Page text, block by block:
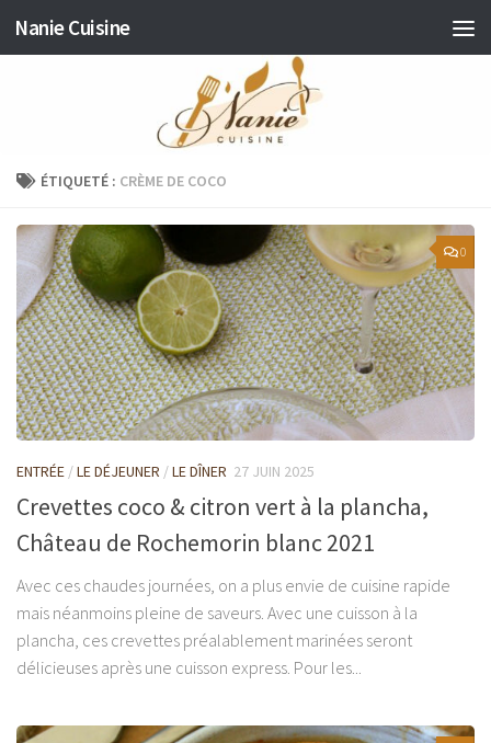
Skip to content
Nanie Cuisine
ÉTIQUETÉ : CRÈME DE COCO
0
ENTRÉE /LE DÉJEUNER /LE DÎNER 27 JUIN 2025
Crevettes coco & citron vert à la plancha,
Château de Rochemorin blanc 2021
Avec ces chaudes journées, on a plus envie de cuisine rapide
mais néanmoins pleine de saveurs. Avec une cuisson à la
plancha, ces crevettes préalablement marinées seront
délicieuses après une cuisson express. Pour les...